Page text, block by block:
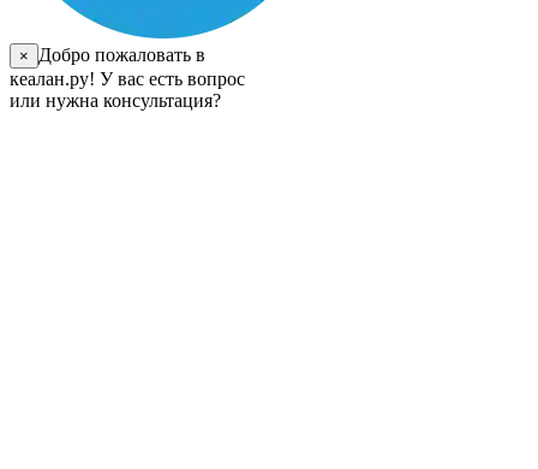
×
Добро пожаловать в
кеалан.ру! У вас есть вопрос
или нужна консультация?